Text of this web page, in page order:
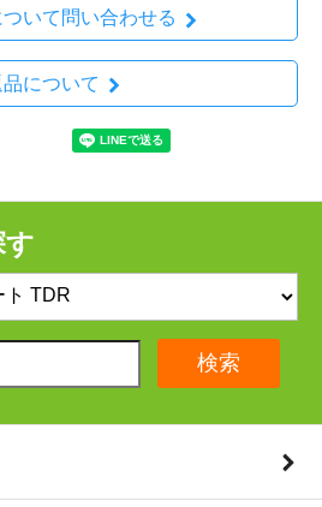
いて問い合わせる
について
検索